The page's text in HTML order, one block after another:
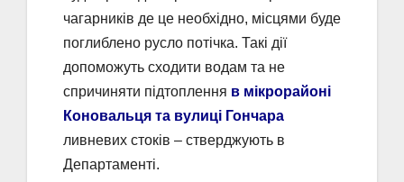
чагарників де це необхідно, місцями буде
поглиблено русло потічка. Такі дії
допоможуть сходити водам та не
спричиняти підтоплення в мікрорайоні
Коновальця та вулиці Гончара
ливневих стоків – стверджують в
Департаменті.